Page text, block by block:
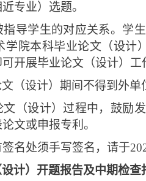
专业）选题。
指导学生的对应关系。学
学院本科毕业论文（设计
开展毕业论文（设计）工
（设计）期间不得到外单
文（设计）过程中，鼓励
文或申报专利。
签名处须手写签名，请于
计）开题报告及中期检查